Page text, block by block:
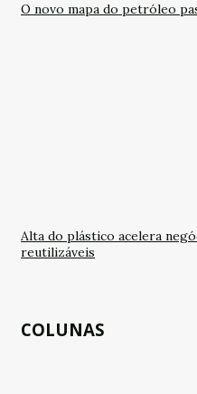
O novo mapa do petróleo
Alta do plástico acelera
reutilizáveis
COLUNAS